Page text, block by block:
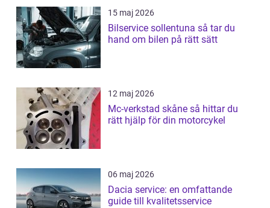
15 maj 2026
Bilservice sollentuna så tar du
hand om bilen på rätt sätt
12 maj 2026
Mc-verkstad skåne så hittar du
rätt hjälp för din motorcykel
06 maj 2026
Dacia service: en omfattande
guide till kvalitetsservice